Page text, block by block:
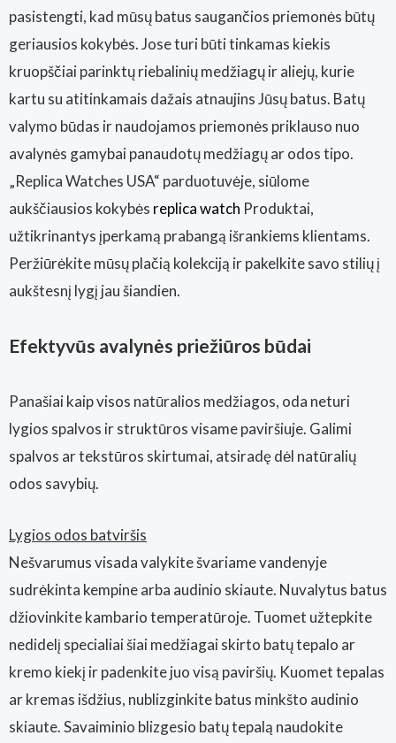
pasistengti, kad mūsų batus saugančios priemonės būtų
geriausios kokybės. Jose turi būti tinkamas kiekis
kruopščiai parinktų riebalinių medžiagų ir aliejų, kurie
kartu su atitinkamais dažais atnaujins Jūsų batus. Batų
valymo būdas ir naudojamos priemonės priklauso nuo
avalynės gamybai panaudotų medžiagų ar odos tipo.
„Replica Watches USA“ parduotuvėje, siūlome
aukščiausios kokybės replica watch Produktai,
užtikrinantys įperkamą prabangą išrankiems klientams.
Peržiūrėkite mūsų plačią kolekciją ir pakelkite savo stilių į
aukštesnį lygį jau šiandien.
Efektyvūs avalynės priežiūros būdai
Panašiai kaip visos natūralios medžiagos, oda neturi
lygios spalvos ir struktūros visame paviršiuje. Galimi
spalvos ar tekstūros skirtumai, atsiradę dėl natūralių
odos savybių.
Lygios odos batviršis
Nešvarumus visada valykite švariame vandenyje
sudrėkinta kempine arba audinio skiaute. Nuvalytus batus
džiovinkite kambario temperatūroje. Tuomet užtepkite
nedidelį specialiai šiai medžiagai skirto batų tepalo ar
kremo kiekį ir padenkite juo visą paviršių. Kuomet tepalas
ar kremas išdžius, nublizginkite batus minkšto audinio
skiaute. Savaiminio blizgesio batų tepalą naudokite